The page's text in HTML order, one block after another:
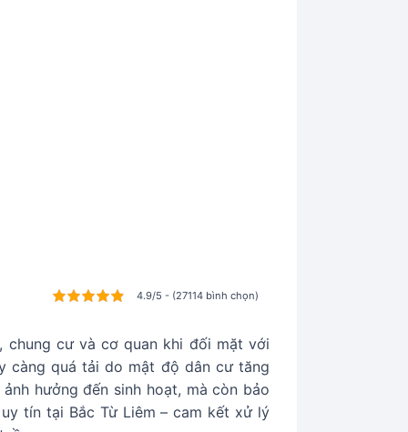
4.9/5 - (27114 bình chọn)
chung cư và cơ quan khi đối mặt với
càng quá tải do mật độ dân cư tăng
hưởng đến sinh hoạt, mà còn bảo
tín tại Bắc Từ Liêm – cam kết xử lý